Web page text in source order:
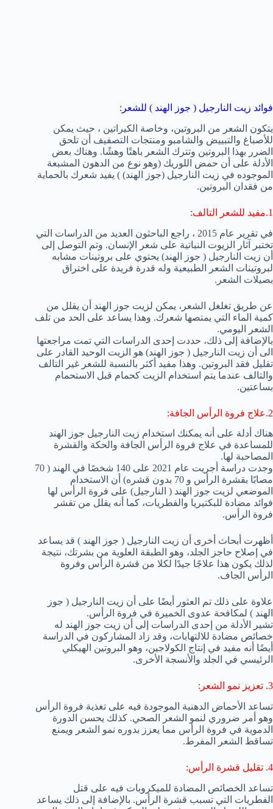
فوائد زيت النارجيل ( جوز الهند ) للشعر:
يتكون الشعر من البروتين، وخاصة الكيراتين ، حيث يمكن
للأصباغ والتبييض والشامبو ومنتجات التصفيف أن تلحق
الضرر بهذا البروتين وتترك الشعر باهتًا وهشًا. وهناك بعض
الأدلة على أن حمض اللوريك (وهو نوع من الدهون المشبعة
الموجوده في زيت النارجيل (جوز الهند) ) يفيد شعرك بالحماية
من فقدان البروتين.
1.مفيد للشعر التالف:
في تقرير عام 2015 ، راجع الباحثون العديد من الدراسات التي
تختبر آثار الزيوت النباتية على شعر الإنسان. وتم التوصل إلى
أن زيت النارجيل ( جوز الهند) يحتوي على بروتينات مشابه
لبروتينات الشعر الطبيعية وله قدرة فريدة على اختراق
بصيلات الشعر.
عن طريق تغلغل الشعر، يمكن لزيت جوز الهند أن يقلل من
كمية الماء التي يمتصها شعرك. وهذا يساعد على الحد من تلف
الشعر اليومي.
بالإضافة إلى ذلك، حددت إحدى الدراسات التي تمت مراجعتها
الى أن زيت النارجيل ( جوز الهند) هو الزيت الوحيد القادر على
تقليل فقد البروتين. وهذا مفيد أكثر بالنسبة للشعر غير التالف
والتالف عندما يتم استخدام الزيت كحمام قبل الاستحمام
بساعتين.
2.علاج فروة الرأس الجافة:
هناك أدلة على أنه يمكنك استخدام زيت النارجيل جوز الهند
للمساعدة في علاج فروة الرأس الجافة والحكة والقشرة
المصاحبة لها.
وجدت دراسة أجريت عام 2021 على 140 شخصًا في الهند ( 70
مصابًا بقشرة الرأس و 70 بدون قشره) أن الاستخدام
الموضعي لزيت جوز الهند ( النارجيل) على فروة الرأس لها
فوائد مضادة للبكتيريا والفطريات، كما أنه يقلل من تقشر
فروة الرأس.
أظهرت أبحاث أخرى أن زيت النارجيل ( جوز الهند ) قد يساعد
في إصلاح حاجز الجلد، وهو الطبقة العلوية من بشرتك، نتيجة
لذلك يكون هذا علاجًا جيدًا لكلا من قشرة الرأس وفروة
الرأس الجاف.
علاوة على ذلك تم العثور أيضًا على أن زيت النارجيل ( جوز
الهند ) لمكافحة عدوى الخميرة في فروة الرأس.
تشير الأدلة من إحدى الدراسات إلى أن زيت جوز الهند له
خصائص مضادة للالتهابات، وقد زاد المشاركون في الدراسة
أيضًا أنه مفيد في إنتاج الكولاجين، وهو البروتين الهيكلي
الرئيسي في الجلد والأنسجة الأخرى.
3. تعزيز نمو الشعر:
تساعد الأحماض الدهنية الموجودة فيه على تغذية فروة الرأس
وهو أمر ضروري لنمو الشعر الصحي. كذلك يحسن الدورة
الدموية في فروة الرأس مما يعزز بدوره نمو الشعر ويمنع
تساقط الشعر المفرط.
4. تقليل قشرة الرأس:
تساعد الخصائص المضادة للميكروبات فيه على قتل
الفطريات التي تسبب قشرة الرأس. بالإضافة إلى ذلك يساعد